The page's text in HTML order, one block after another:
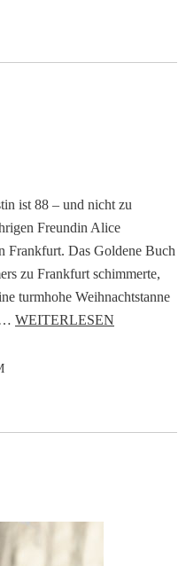
ist 88 – und nicht zu
Freundin Alice
Frankfurt. Das Goldene Buch
zu Frankfurt schimmerte,
turmhohe Weihnachtstanne
WEITERLESEN